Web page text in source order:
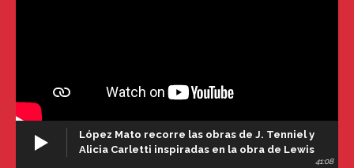
López Mato recorre las obras de J. Tenniel y
Alicia Carletti inspiradas en la obra de Lewis
41:08